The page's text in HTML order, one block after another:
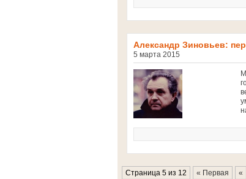
Александр Зиновьев:
5 марта 2015
Страница 5 из 12 « Первая «